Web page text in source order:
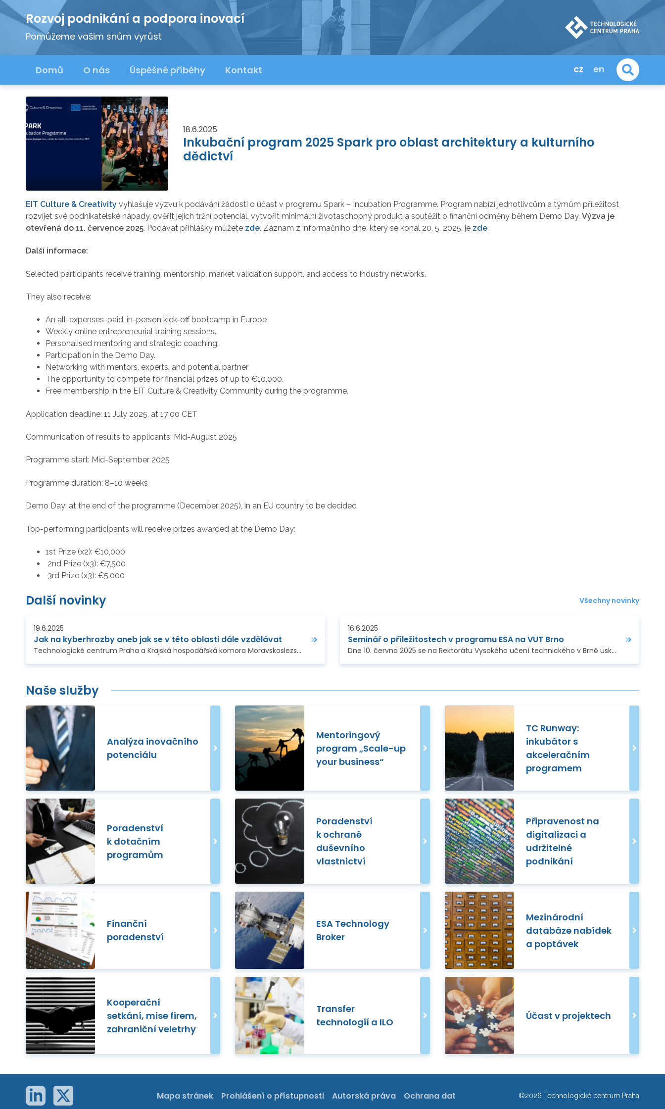
Rozvoj podnikání a podpora inovací
Pomůžeme vašim snům vyrůst
Domů O nás Úspěšné příběhy Kontakt cz en
18.6.2025
Inkubační program 2025 Spark pro oblast architektury a kulturního
dědictví
EIT Culture & Creativity vyhlašuje výzvu k podávání žádostí o účast v programu Spark –⁠⁠⁠⁠⁠⁠ Incubation Programme. Program nabízí jednotlivcům a týmům příležitost
rozvíjet své podnikatelské nápady, ověřit jejich tržní potenciál, vytvořit minimální životaschopný produkt a soutěžit o finanční odměny během Demo Day. Výzva je
otevřená do 11. července 2025. Podávat přihlášky můžete zde. Záznam z informačního dne, který se konal 20, 5. 2025, je zde.
Další informace:
Selected participants receive training, mentorship, market validation support, and access to industry networks.
They also receive:
An all-expenses-paid, in-person kick-off bootcamp in Europe
Weekly online entrepreneurial training sessions.
Personalised mentoring and strategic coaching.
Participation in the Demo Day.
Networking with mentors, experts, and potential partner
The opportunity to compete for financial prizes of up to €10,000.
Free membership in the EIT Culture & Creativity Community during the programme.
Application deadline: 11 July 2025, at 17:00 CET
Communication of results to applicants: Mid-August 2025
Programme start: Mid-September 2025
Programme duration: 8–10 weeks
Demo Day: at the end of the programme (December 2025), in an EU country to be decided
Top-performing participants will receive prizes awarded at the Demo Day:
1st Prize (x2): €10,000
2nd Prize (x3): €7,500
3rd Prize (x3): €5,000
Další novinky Všechny novinky
19.6.2025
Jak na kyberhrozby aneb jak se v této oblasti dále vzdělávat
Technologické centrum Praha a Krajská hospodářská komora Moravskoslezského kraje organizovaly dne 17. června v Ostravě seminář, který nabídl praktické tipy…
16.6.2025
Seminář o příležitostech v programu ESA na VUT Brno
Dne 10. června 2025 se na Rektorátu Vysokého učení technického v Brně uskutečnil
Naše služby
Analýza inovačního
potenciálu
Mentoringový
program „Scale-up
your business“
TC Runway:
inkubátor s
akceleračním
programem
Poradenství
k dotačním
programům
Poradenství
k ochraně
duševního
vlastnictví
Připravenost na
digitalizaci a
udržitelné
podnikání
Finanční
poradenství
ESA Technology
Broker
Mezinárodní
databáze nabídek
a poptávek
Kooperační
setkání, mise firem,
zahraniční veletrhy
Transfer
technologií a ILO
Účast v projektech
Mapa stránek Prohlášení o přístupnosti Autorská práva Ochrana dat ©2026 Technologické centrum Praha